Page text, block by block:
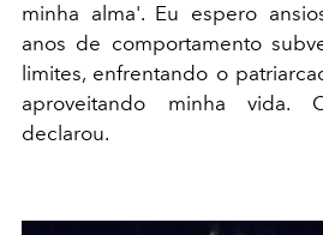
minha alma'. Eu espero
anos de comportamento
limites, enfrentando o
aproveitando minha vida.
declarou.